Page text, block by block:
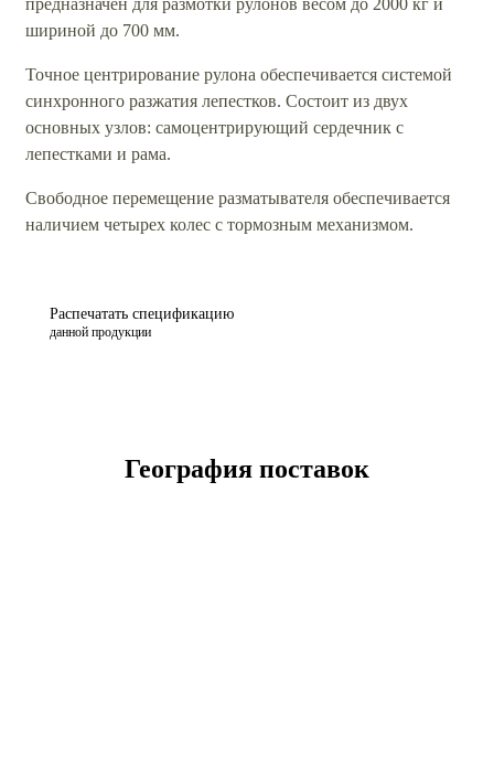
шириной до 700 мм.
Точное центрирование рулона обеспечивается системой
синхронного разжатия лепестков. Состоит из двух
основных узлов: самоцентрирующий сердечник с
лепестками и рама.
Свободное перемещение разматывателя обеспечивается
наличием четырех колес с тормозным механизмом.
Распечатать спецификацию
данной продукции
География поставок